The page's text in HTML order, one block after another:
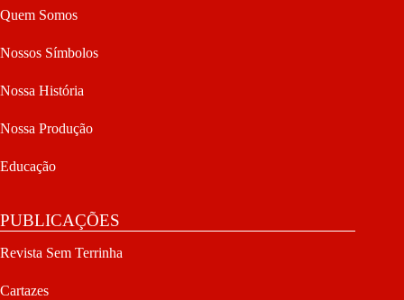
Quem Somos
Nossos Símbolos
Nossa História
Nossa Produção
Educação
PUBLICAÇÕES
Revista Sem Terrinha
Cartazes